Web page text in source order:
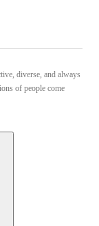
diverse, and always
of people come